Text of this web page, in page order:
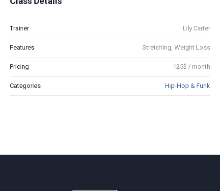
Trainer Lily Carter
Features Stretching, Weight Loss
Pricing 125$ / month
Categories Hip-Hop & Funk